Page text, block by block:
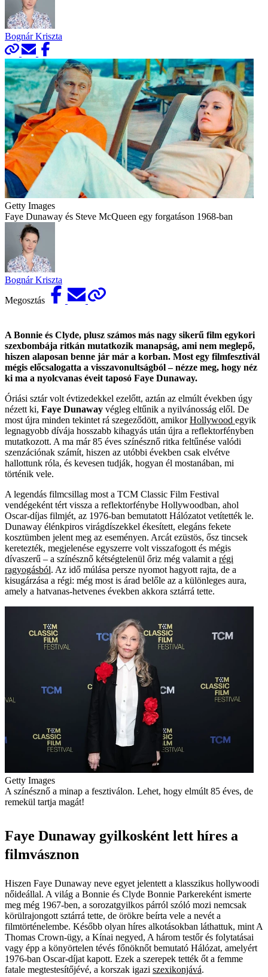
Bognár Kriszta
Getty Images
Faye Dunaway és Steve McQueen egy forgatáson 1968-ban
Bognár Kriszta
Megosztás
A Bonnie és Clyde, plusz számos más nagy sikerű film egykori
szexbombája ritkán mutatkozik manapság, ami nem meglepő,
hiszen alaposan benne jár már a korban. Most egy filmfesztivál
mégis előcsalogatta a visszavonultságból – nézze meg, hogy néz
ki ma a nyolcvanas éveit taposó Faye Dunaway.
Óriási sztár volt évtizedekkel ezelőtt, aztán az elmúlt években úgy
nézett ki, Faye Dunaway végleg eltűnik a nyilvánosság elől. De
most újra minden tekintet rá szegeződött, amikorHollywood egyik
legnagyobb dívája hosszabb kihagyás után újra a reflektorfényben
mutatkozott. A ma már 85 éves színésznő ritka feltűnése valódi
szenzációnak számít, hiszen az utóbbi években csak elvétve
hallottunk róla, és kevesen tudják, hogyan él mostanában, mi
történik vele.
A legendás filmcsillag most a TCM Classic Film Festival
vendégeként tért vissza a reflektorfénybe Hollywoodban, ahol
Oscar-díjas filmjét, az 1976-ban bemutatott Hálózatot vetítették le.
Dunaway élénkpiros virágdíszekkel ékesített, elegáns fekete
kosztümben jelent meg az eseményen. Arcát ezüstös, ősz tincsek
keretezték, megjelenése egyszerre volt visszafogott és mégis
dívaszerű – a színésznő kétségtelenül őriz még valamit a régi
ragyogásból. Az idő múlása persze nyomot hagyott rajta, de a
kisugárzása a régi: még most is árad belőle az a különleges aura,
amely a hatvanas-hetvenes években akkora sztárrá tette.
Getty Images
A színésznő a minap a fesztiválon. Lehet, hogy elmúlt 85 éves, de
remekül tartja magát!
Faye Dunaway gyilkosként lett híres a
filmvásznon
Hiszen Faye Dunaway neve egyet jelentett a klasszikus hollywoodi
nőideállal. A világ a Bonnie és Clyde Bonnie Parkereként ismerte
meg még 1967-ben, a sorozatgyilkos párról szóló mozi nemcsak
körülrajongott sztárrá tette, de örökre beírta vele a nevét a
filmtörténelembe. Később olyan híres alkotásokban láthattuk, mint A
Thomas Crown-ügy, a Kínai negyed, A három testőr és folytatásai
vagy épp a könyörtelen tévés főnöknőt bemutató Hálózat, amelyért
1976-ban Oscar-díjat kapott. Ezek a szerepek tették őt a femme
fatale megtestesítőjévé, a korszak igazi szexikonjává.